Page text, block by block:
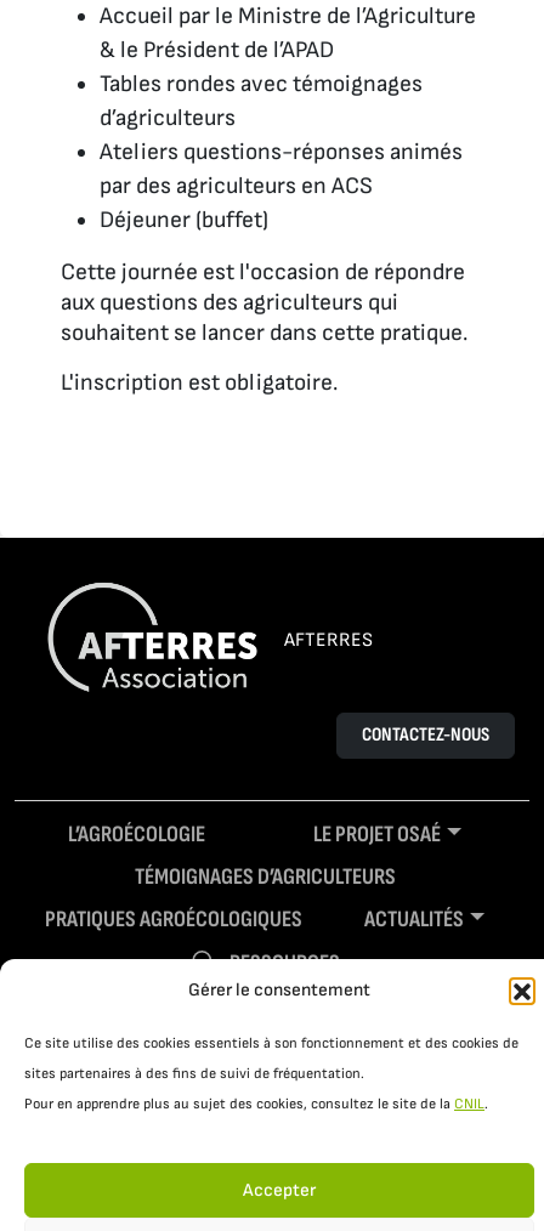
Gérer le consentement
Ce site utilise des cookies essentiels à son fonctionnement et des cookies de
sites partenaires à des fins de suivi de fréquentation.
Pour en apprendre plus au sujet des cookies, consultez le site de la CNIL.
Accepter
Accueil par le Ministre de l’Agriculture
& le Président de l’APAD
Tables rondes avec témoignages
d’agriculteurs
Ateliers questions-réponses animés
par des agriculteurs en ACS
Déjeuner (buffet)
Cette journée est l'occasion de répondre
aux questions des agriculteurs qui
souhaitent se lancer dans cette pratique.
L'inscription est obligatoire.
AFTERRES
CONTACTEZ-NOUS
L’AGROÉCOLOGIE
LE PROJET OSAÉ
TÉMOIGNAGES D’AGRICULTEURS
PRATIQUES AGROÉCOLOGIQUES
ACTUALITÉS
RESSOURCES
Mentions légales Politique de confidentialité